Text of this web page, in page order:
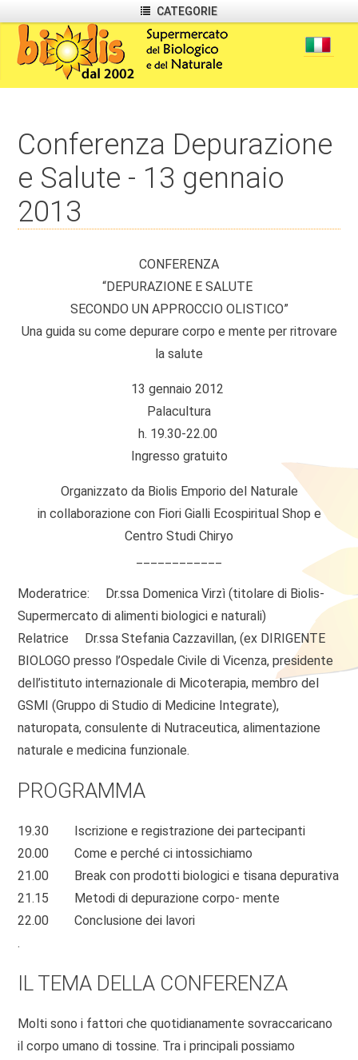
CATEGORIE
Conferenza Depurazione
e Salute - 13 gennaio
2013
CONFERENZA
“DEPURAZIONE E SALUTE
SECONDO UN APPROCCIO OLISTICO”
Una guida su come depurare corpo e mente per ritrovare
la salute
13 gennaio 2012
Palacultura
h. 19.30-22.00
Ingresso gratuito
Organizzato da Biolis Emporio del Naturale
in collaborazione con Fiori Gialli Ecospiritual Shop e
Centro Studi Chiryo
Moderatrice: Dr.ssa Domenica Virzì (titolare di Biolis-
Supermercato di alimenti biologici e naturali)
Relatrice Dr.ssa Stefania Cazzavillan, (ex DIRIGENTE
BIOLOGO presso l’Ospedale Civile di Vicenza, presidente
dell’istituto internazionale di Micoterapia, membro del
GSMI (Gruppo di Studio di Medicine Integrate),
naturopata, consulente di Nutraceutica, alimentazione
naturale e medicina funzionale.
PROGRAMMA
19.30 Iscrizione e registrazione dei partecipanti
20.00 Come e perché ci intossichiamo
21.00 Break con prodotti biologici e tisana depurativa
21.15 Metodi di depurazione corpo- mente
22.00 Conclusione dei lavori
.
IL TEMA DELLA CONFERENZA
Molti sono i fattori che quotidianamente sovraccaricano
il corpo umano di tossine. Tra i principali possiamo